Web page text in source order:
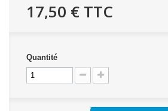
17,50 € TTC
Quantité